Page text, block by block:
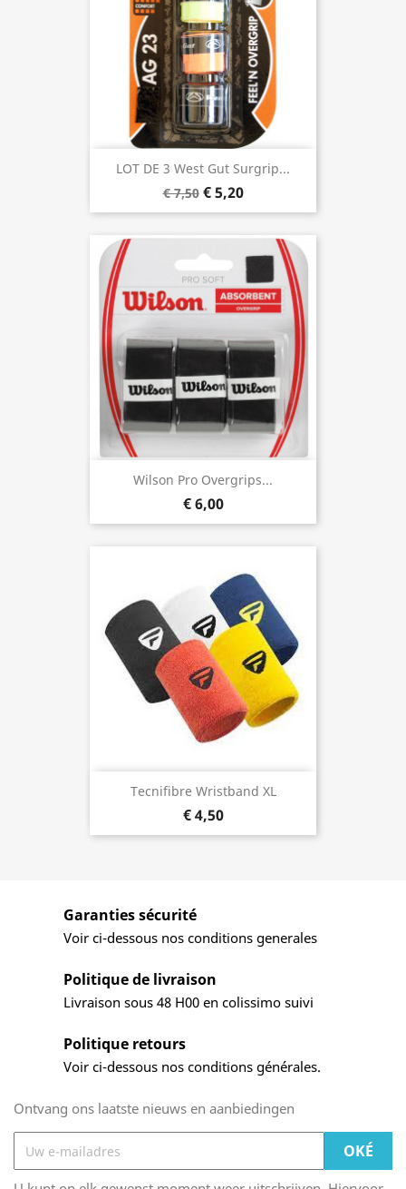
LOT DE 3 West Gut Surgrip...
€ 7,50 € 5,20
Wilson Pro Overgrips...
€ 6,00
Tecnifibre Wristband XL
€ 4,50
Garanties sécurité
Voir ci-dessous nos conditions generales
Politique de livraison
Livraison sous 48 H00 en colissimo suivi
Politique retours
Voir ci-dessous nos conditions générales.
Ontvang ons laatste nieuws en aanbiedingen